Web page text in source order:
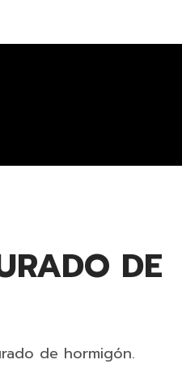
DE
de hormigón.